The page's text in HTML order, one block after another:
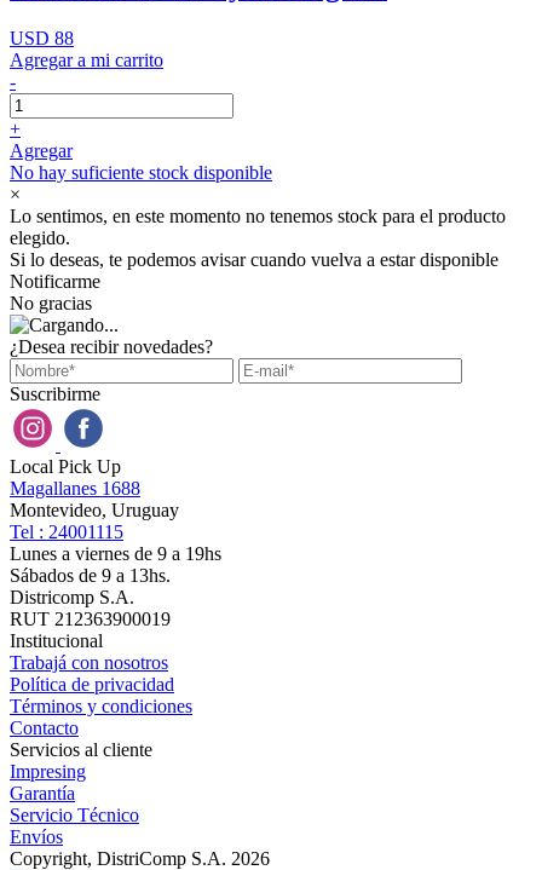
USD 88
Agregar a mi carrito
-
+
Agregar
No hay suficiente stock disponible
×
Lo sentimos, en este momento no tenemos stock para el producto
elegido.
Si lo deseas, te podemos avisar cuando vuelva a estar disponible
Notificarme
No gracias
¿Desea recibir novedades?
Suscribirme
Local Pick Up
Magallanes 1688
Montevideo, Uruguay
Tel : 24001115
Lunes a viernes de 9 a 19hs
Sábados de 9 a 13hs.
Districomp S.A.
RUT 212363900019
Institucional
Trabajá con nosotros
Política de privacidad
Términos y condiciones
Contacto
Servicios al cliente
Impresing
Garantía
Servicio Técnico
Envíos
Copyright, DistriComp S.A. 2026